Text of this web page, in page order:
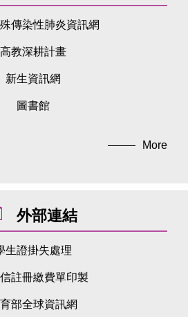
傳染性肺炎資訊網
高教深耕計畫
新生資訊網
圖書館
More
外部連結
生證掛失處理
註冊繳費單印製
部全球資訊網